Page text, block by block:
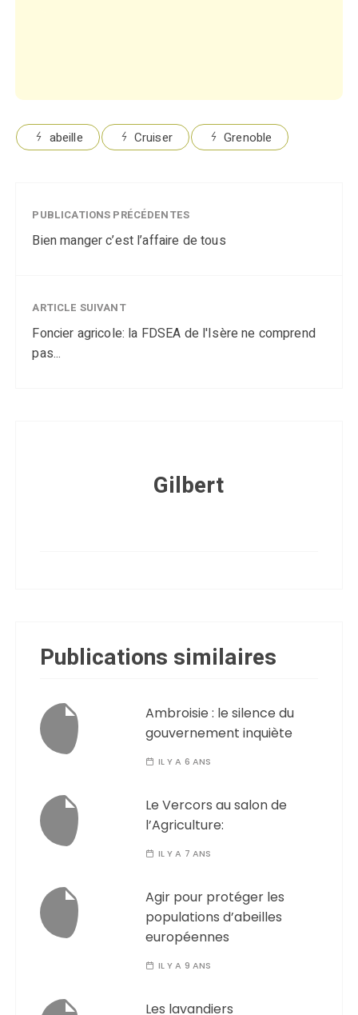
abeille Cruiser Grenoble
PUBLICATIONS PRÉCÉDENTES
Bien manger c’est l’affaire de tous
ARTICLE SUIVANT
Foncier agricole: la FDSEA de l'Isère ne comprend
pas...
Gilbert
Publications similaires
Ambroisie : le silence du
gouvernement inquiète
IL Y A 6 ANS
Le Vercors au salon de
l’Agriculture:
IL Y A 7 ANS
Agir pour protéger les
populations d’abeilles
européennes
IL Y A 9 ANS
Les lavandiers